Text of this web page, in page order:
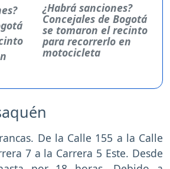
¿Habrá sanciones?
Concejales de Bogotá
se tomaron el recinto
para recorrerlo en
motocicleta
De la Calle 155 a la Calle
7 a la Carrera 5 Este. Desde